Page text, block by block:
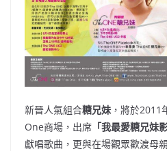
新晉人氣組合糖兄妹 ，將於2011
One商場，出席 「我最愛糖兄妹
獻唱歌曲，更與在場觀眾歡渡母